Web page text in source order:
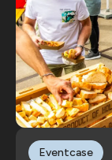
Eventcase